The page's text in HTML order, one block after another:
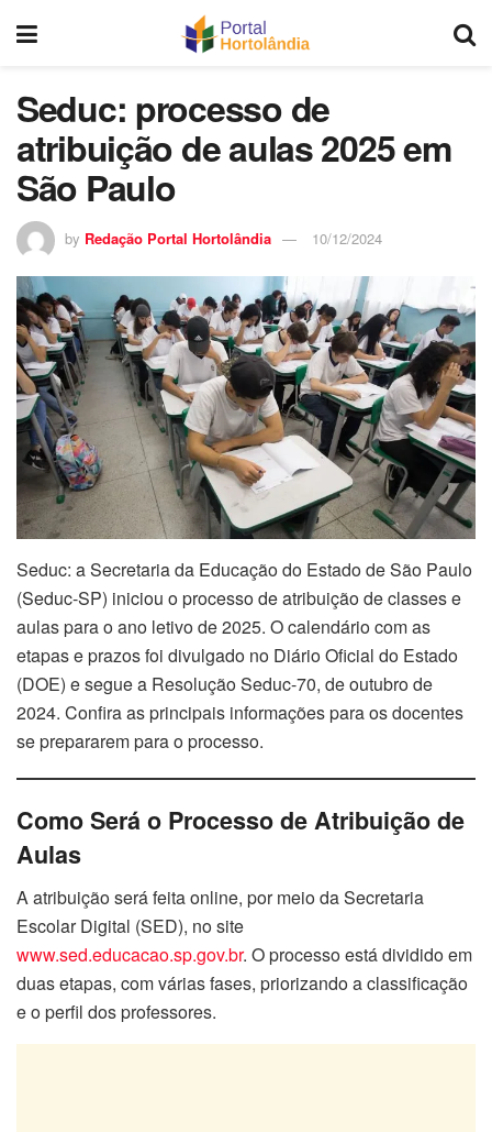
Seduc: processo de
atribuição de aulas 2025 em
São Paulo
by Redação Portal Hortolândia 10/12/2024
Seduc: a Secretaria da Educação do Estado de São Paulo
(Seduc-SP) iniciou o processo de atribuição de classes e
aulas para o ano letivo de 2025. O calendário com as
etapas e prazos foi divulgado no Diário Oficial do Estado
(DOE) e segue a Resolução Seduc-70, de outubro de
2024. Confira as principais informações para os docentes
se prepararem para o processo.
Como Será o Processo de Atribuição de
Aulas
A atribuição será feita online, por meio da Secretaria
Escolar Digital (SED), no site
www.sed.educacao.sp.gov.br. O processo está dividido em
duas etapas, com várias fases, priorizando a classificação
e o perfil dos professores.